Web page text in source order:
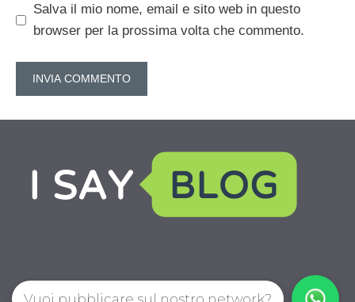
Salva il mio nome, email e sito web in questo
browser per la prossima volta che commento.
Vuoi pubblicare sul nostro network?